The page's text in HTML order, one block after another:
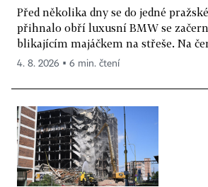
Před několika dny se do jedné
přihnalo obří luxusní BMW se
blikajícím majáčkem na střeše. Na
4. 8. 2026 ▪ 6 min. čtení